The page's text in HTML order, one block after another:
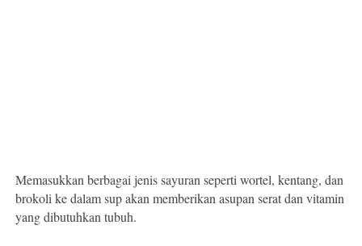
Memasukkan berbagai jenis sayuran seperti wortel, kentang, dan
brokoli ke dalam sup akan memberikan asupan serat dan vitamin
yang dibutuhkan tubuh.